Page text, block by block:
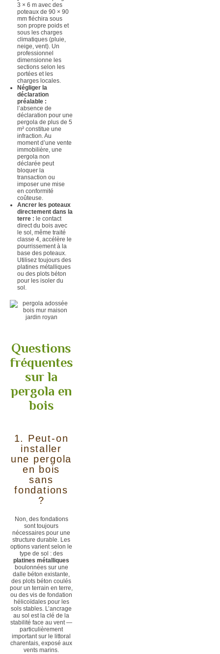
3 × 6 m avec des
poteaux de 90 × 90
mm fléchira sous
son propre poids et
sous les charges
climatiques (pluie,
neige, vent). Un
professionnel
dimensionne les
sections selon les
portées et les
charges locales.
Négliger la
déclaration
préalable :
l’absence de
déclaration pour une
pergola de plus de 5
m² constitue une
infraction. Au
moment d’une vente
immobilière, une
pergola non
déclarée peut
bloquer la
transaction ou
imposer une mise
en conformité
coûteuse.
Ancrer les poteaux
directement dans la
terre : le contact
direct du bois avec
le sol, même traité
classe 4, accélère le
pourrissement à la
base des poteaux.
Utilisez toujours des
platines métalliques
ou des plots béton
pour les isoler du
sol.
Questions
fréquentes
sur la
pergola en
bois
1. Peut-on
installer
une pergola
en bois
sans
fondations
?
Non, des fondations
sont toujours
nécessaires pour une
structure durable. Les
options varient selon le
type de sol : des
platines métalliques
boulonnées sur une
dalle béton existante,
des plots béton coulés
pour un terrain en terre,
ou des vis de fondation
hélicoïdales pour les
sols stables. L’ancrage
au sol est la clé de la
stabilité face au vent —
particulièrement
important sur le littoral
charentais, exposé aux
vents marins.